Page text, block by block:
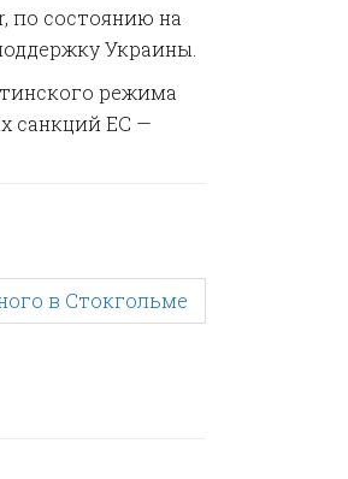
по состоянию на
Украины.
режима
санкций ЕС —
в Стокгольме